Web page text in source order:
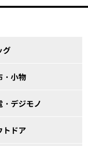
グ
・小物
・デジモノ
トドア